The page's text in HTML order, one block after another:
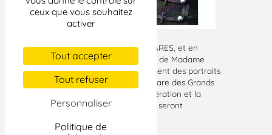
ceux que vous souhaitez
activer
Tout accepter
Tout refuser
Personnaliser
Politique de
Le 27 mai, à l’initiative de la mairie d’ARES, et en
présence de Maître Henri LECLERC et de Madame
LEBLOND-ZOLA, aura lieu le dévoilement des portraits
d’Emile Zola et Alfred Dreyfus au Square des Grands
Principes Républicains à ARES. La fédération et la
section Bassin Arcachon Val de Leyre seront